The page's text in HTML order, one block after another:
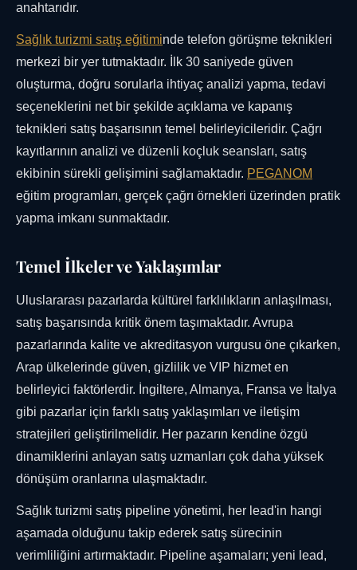
anahtarıdır.
Sağlık turizmi satış eğitiminde telefon görüşme teknikleri
merkezi bir yer tutmaktadır. İlk 30 saniyede güven
oluşturma, doğru sorularla ihtiyaç analizi yapma, tedavi
seçeneklerini net bir şekilde açıklama ve kapanış
teknikleri satış başarısının temel belirleyicileridir. Çağrı
kayıtlarının analizi ve düzenli koçluk seansları, satış
ekibinin sürekli gelişimini sağlamaktadır. PEGANOM
eğitim programları, gerçek çağrı örnekleri üzerinden pratik
yapma imkanı sunmaktadır.
Temel İlkeler ve Yaklaşımlar
Uluslararası pazarlarda kültürel farklılıkların anlaşılması,
satış başarısında kritik önem taşımaktadır. Avrupa
pazarlarında kalite ve akreditasyon vurgusu öne çıkarken,
Arap ülkelerinde güven, gizlilik ve VIP hizmet en
belirleyici faktörlerdir. İngiltere, Almanya, Fransa ve İtalya
gibi pazarlar için farklı satış yaklaşımları ve iletişim
stratejileri geliştirilmelidir. Her pazarın kendine özgü
dinamiklerini anlayan satış uzmanları çok daha yüksek
dönüşüm oranlarına ulaşmaktadır.
Sağlık turizmi satış pipeline yönetimi, her lead'in hangi
aşamada olduğunu takip ederek satış sürecinin
verimliliğini artırmaktadır. Pipeline aşamaları; yeni lead,